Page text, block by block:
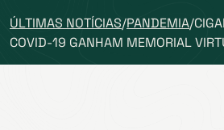
ÚLTIMAS NOTÍCIAS/PANDEMIA/
COVID-19 GANHAM MEMORIAL